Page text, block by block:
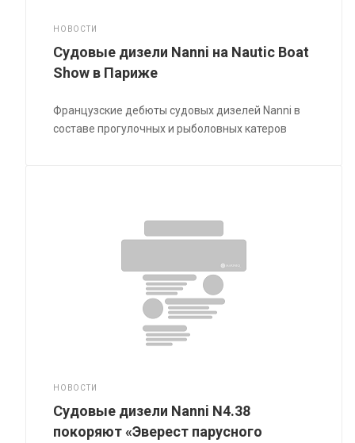
НОВОСТИ
Судовые дизели Nanni на Nautic Boat
Show в Париже
Французские дебюты судовых дизелей Nanni в
составе прогулочных и рыболовных катеров
НОВОСТИ
Судовые дизели Nanni N4.38
покоряют «Эверест парусного